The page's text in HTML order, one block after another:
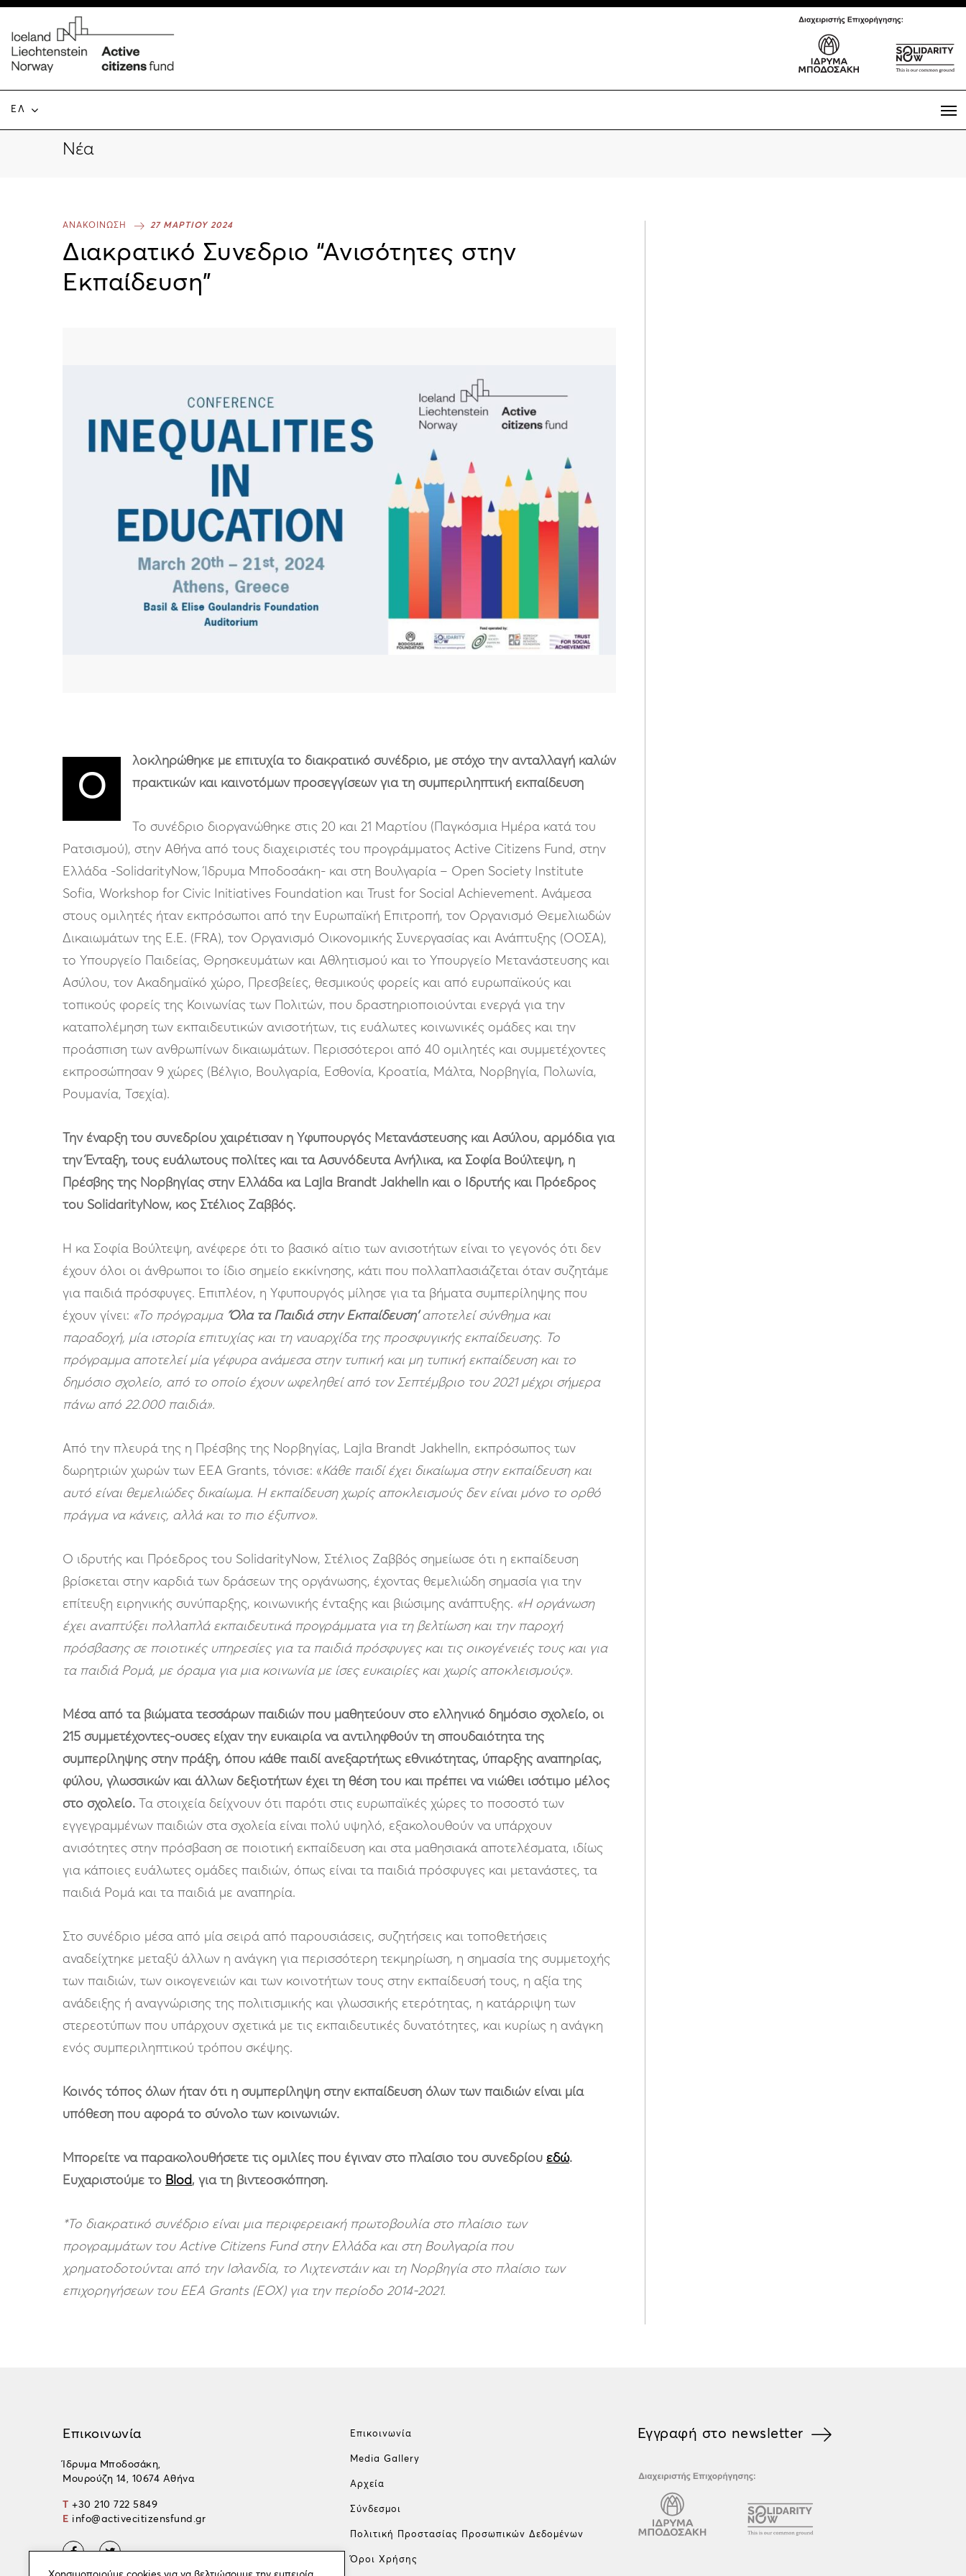
ΕΛ
Νέα
ΑΝΑΚΟΙΝΩΣΗ 27 ΜΑΡΤΙΟΥ 2024
Διακρατικό Συνεδριο “Ανισότητες στην
Εκπαίδευση”
Ο
λοκληρώθηκε με επιτυχία το διακρατικό συνέδριο, με στόχο την ανταλλαγή καλών
πρακτικών και καινοτόμων προσεγγίσεων για τη συμπεριληπτική εκπαίδευση
Το συνέδριο διοργανώθηκε στις 20 και 21 Μαρτίου (Παγκόσμια Ημέρα κατά του
Ρατσισμού), στην Αθήνα από τους διαχειριστές του προγράμματος Active Citizens Fund, στην
Ελλάδα -SolidarityNow, Ίδρυμα Μποδοσάκη- και στη Βουλγαρία – Open Society Institute
Sofia, Workshop for Civic Initiatives Foundation και Trust for Social Achievement. Ανάμεσα
στους ομιλητές ήταν εκπρόσωποι από την Ευρωπαϊκή Επιτροπή, τον Οργανισμό Θεμελιωδών
Δικαιωμάτων της Ε.Ε. (FRA), τον Οργανισμό Οικονομικής Συνεργασίας και Ανάπτυξης (ΟΟΣΑ),
το Υπουργείο Παιδείας, Θρησκευμάτων και Αθλητισμού και το Υπουργείο Μετανάστευσης και
Ασύλου, τον Ακαδημαϊκό χώρο, Πρεσβείες, θεσμικούς φορείς και από ευρωπαϊκούς και
τοπικούς φορείς της Κοινωνίας των Πολιτών, που δραστηριοποιούνται ενεργά για την
καταπολέμηση των εκπαιδευτικών ανισοτήτων, τις ευάλωτες κοινωνικές ομάδες και την
προάσπιση των ανθρωπίνων δικαιωμάτων. Περισσότεροι από 40 ομιλητές και συμμετέχοντες
εκπροσώπησαν 9 χώρες (Βέλγιο, Βουλγαρία, Εσθονία, Κροατία, Μάλτα, Νορβηγία, Πολωνία,
Ρουμανία, Τσεχία).
Την έναρξη του συνεδρίου χαιρέτισαν η Υφυπουργός Μετανάστευσης και Ασύλου, αρμόδια για
την Ένταξη, τους ευάλωτους πολίτες και τα Ασυνόδευτα Ανήλικα, κα Σοφία Βούλτεψη, η
Πρέσβης της Νορβηγίας στην Ελλάδα κα Lajla Brandt Jakhelln και ο Ιδρυτής και Πρόεδρος
του SolidarityNow, κος Στέλιος Ζαββός.
Η κα Σοφία Βούλτεψη, ανέφερε ότι το βασικό αίτιο των ανισοτήτων είναι το γεγονός ότι δεν
έχουν όλοι οι άνθρωποι το ίδιο σημείο εκκίνησης, κάτι που πολλαπλασιάζεται όταν συζητάμε
για παιδιά πρόσφυγες. Επιπλέον, η Υφυπουργός μίλησε για τα βήματα συμπερίληψης που
έχουν γίνει: «Το πρόγραμμα ‘ Όλα τα Παιδιά στην Εκπαίδευση’αποτελεί σύνθημα και
παραδοχή, μία ιστορία επιτυχίας και τη ναυαρχίδα της προσφυγικής εκπαίδευσης. Το
πρόγραμμα αποτελεί μία γέφυρα ανάμεσα στην τυπική και μη τυπική εκπαίδευση και το
δημόσιο σχολείο, από το οποίο έχουν ωφεληθεί από τον Σεπτέμβριο του 2021 μέχρι σήμερα
πάνω από 22.000 παιδιά».
Από την πλευρά της η Πρέσβης της Νορβηγίας, Lajla Brandt Jakhelln, εκπρόσωπος των
δωρητριών χωρών των EEA Grants, τόνισε: «Κάθε παιδί έχει δικαίωμα στην εκπαίδευση και
αυτό είναι θεμελιώδες δικαίωμα. Η εκπαίδευση χωρίς αποκλεισμούς δεν είναι μόνο το ορθό
πράγμα να κάνεις, αλλά και το πιο έξυπνο».
Ο ιδρυτής και Πρόεδρος του SolidarityNow, Στέλιος Ζαββός σημείωσε ότι η εκπαίδευση
βρίσκεται στην καρδιά των δράσεων της οργάνωσης, έχοντας θεμελιώδη σημασία για την
επίτευξη ειρηνικής συνύπαρξης, κοινωνικής ένταξης και βιώσιμης ανάπτυξης. «Η οργάνωση
έχει αναπτύξει πολλαπλά εκπαιδευτικά προγράμματα για τη βελτίωση και την παροχή
πρόσβασης σε ποιοτικές υπηρεσίες για τα παιδιά πρόσφυγες και τις οικογένειές τους και για
τα παιδιά Ρομά, με όραμα για μια κοινωνία με ίσες ευκαιρίες και χωρίς αποκλεισμούς».
Μέσα από τα βιώματα τεσσάρων παιδιών που μαθητεύουν στο ελληνικό δημόσιο σχολείο, οι
215 συμμετέχοντες-ουσες είχαν την ευκαιρία να αντιληφθούν τη σπουδαιότητα της
συμπερίληψης στην πράξη, όπου κάθε παιδί ανεξαρτήτως εθνικότητας, ύπαρξης αναπηρίας,
φύλου, γλωσσικών και άλλων δεξιοτήτων έχει τη θέση του και πρέπει να νιώθει ισότιμο μέλος
στο σχολείο.
Τα στοιχεία δείχνουν ότι παρότι στις ευρωπαϊκές χώρες το ποσοστό των
εγγεγραμμένων παιδιών στα σχολεία είναι πολύ υψηλό, εξακολουθούν να υπάρχουν
ανισότητες στην πρόσβαση σε ποιοτική εκπαίδευση και στα μαθησιακά αποτελέσματα, ιδίως
για κάποιες ευάλωτες ομάδες παιδιών, όπως είναι τα παιδιά πρόσφυγες και μετανάστες, τα
παιδιά Ρομά και τα παιδιά με αναπηρία.
Στο συνέδριο μέσα από μία σειρά από παρουσιάσεις, συζητήσεις και τοποθετήσεις
αναδείχτηκε μεταξύ άλλων η ανάγκη για περισσότερη τεκμηρίωση, η σημασία της συμμετοχής
των παιδιών, των οικογενειών και των κοινοτήτων τους στην εκπαίδευσή τους, η αξία της
ανάδειξης ή αναγνώρισης της πολιτισμικής και γλωσσικής ετερότητας, η κατάρριψη των
στερεοτύπων που υπάρχουν σχετικά με τις εκπαιδευτικές δυνατότητες, και κυρίως η ανάγκη
ενός συμπεριληπτικού τρόπου σκέψης.
Κοινός τόπος όλων ήταν ότι η συμπερίληψη στην εκπαίδευση όλων των παιδιών είναι μία
υπόθεση που αφορά το σύνολο των κοινωνιών.
Μπορείτε να παρακολουθήσετε τις ομιλίες που έγιναν στο πλαίσιο του συνεδρίου εδώ.
Ευχαριστούμε το Blod, για τη βιντεοσκόπηση.
*Το διακρατικό συνέδριο είναι μια περιφερειακή πρωτοβουλία στο πλαίσιο των
προγραμμάτων του Active Citizens Fundστην Ελλάδα και στη Βουλγαρία που
χρηματοδοτούνται από την Ισλανδία, το Λιχτενστάιν και τη Νορβηγία στο πλαίσιο των
επιχορηγήσεων τουEEA Grants (ΕΟΧ) για την περίοδο 2014-2021.
Επικοινωνία
Ίδρυμα Μποδοσάκη,
Μουρούζη 14, 10674 Αθήνα
T +30 210 722 5849
E info@activecitizensfund.gr
Επικοινωνία
Media Gallery
Αρχεία
Σύνδεσμοι
Πολιτική Προστασίας Προσωπικών Δεδομένων
Όροι Χρήσης
Εγγραφή στο newsletter